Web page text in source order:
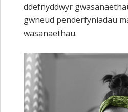
ddefnyddwyr
gwneud penderfyniadau
wasanaethau.